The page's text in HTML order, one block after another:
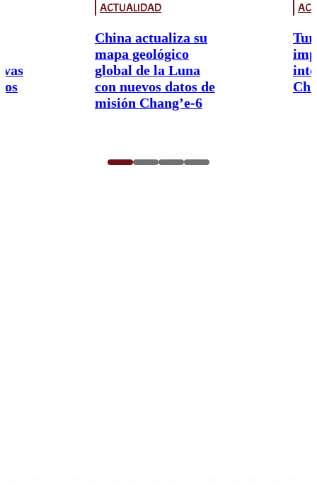
ACTUALIDAD
China actualiza su
mapa geológico
global de la Luna
con nuevos datos de
misión Chang’e-6